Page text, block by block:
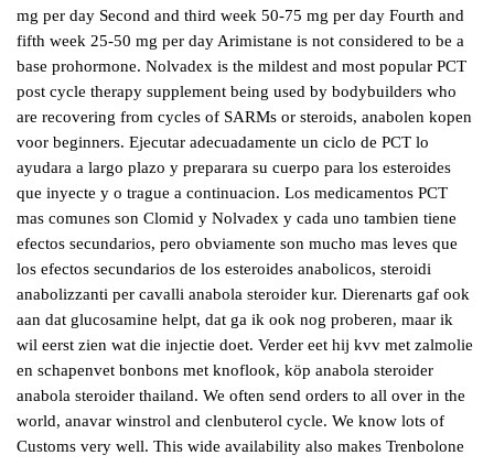
mg per day Second and third week 50-75 mg per day Fourth and
fifth week 25-50 mg per day Arimistane is not considered to be a
base prohormone. Nolvadex is the mildest and most popular PCT
post cycle therapy supplement being used by bodybuilders who
are recovering from cycles of SARMs or steroids, anabolen kopen
voor beginners. Ejecutar adecuadamente un ciclo de PCT lo
ayudara a largo plazo y preparara su cuerpo para los esteroides
que inyecte y o trague a continuacion. Los medicamentos PCT
mas comunes son Clomid y Nolvadex y cada uno tambien tiene
efectos secundarios, pero obviamente son mucho mas leves que
los efectos secundarios de los esteroides anabolicos, steroidi
anabolizzanti per cavalli anabola steroider kur. Dierenarts gaf ook
aan dat glucosamine helpt, dat ga ik ook nog proberen, maar ik
wil eerst zien wat die injectie doet. Verder eet hij kvv met zalmolie
en schapenvet bonbons met knoflook, köp anabola steroider
anabola steroider thailand. We often send orders to all over in the
world, anavar winstrol and clenbuterol cycle. We know lots of
Customs very well. This wide availability also makes Trenbolone